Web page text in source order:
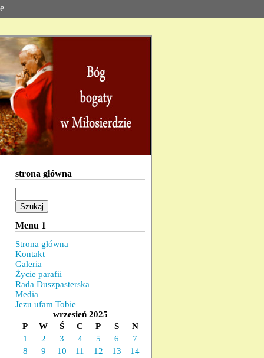
strona główna
Szukaj:
Menu 1
Strona główna
Kontakt
Galeria
Życie parafii
Rada Duszpasterska
Media
Jezu ufam Tobie
wrzesień 2025
P
W Ś C P S
N
1
2 3 4 5 6
7
8
9 10 11 12 13
14